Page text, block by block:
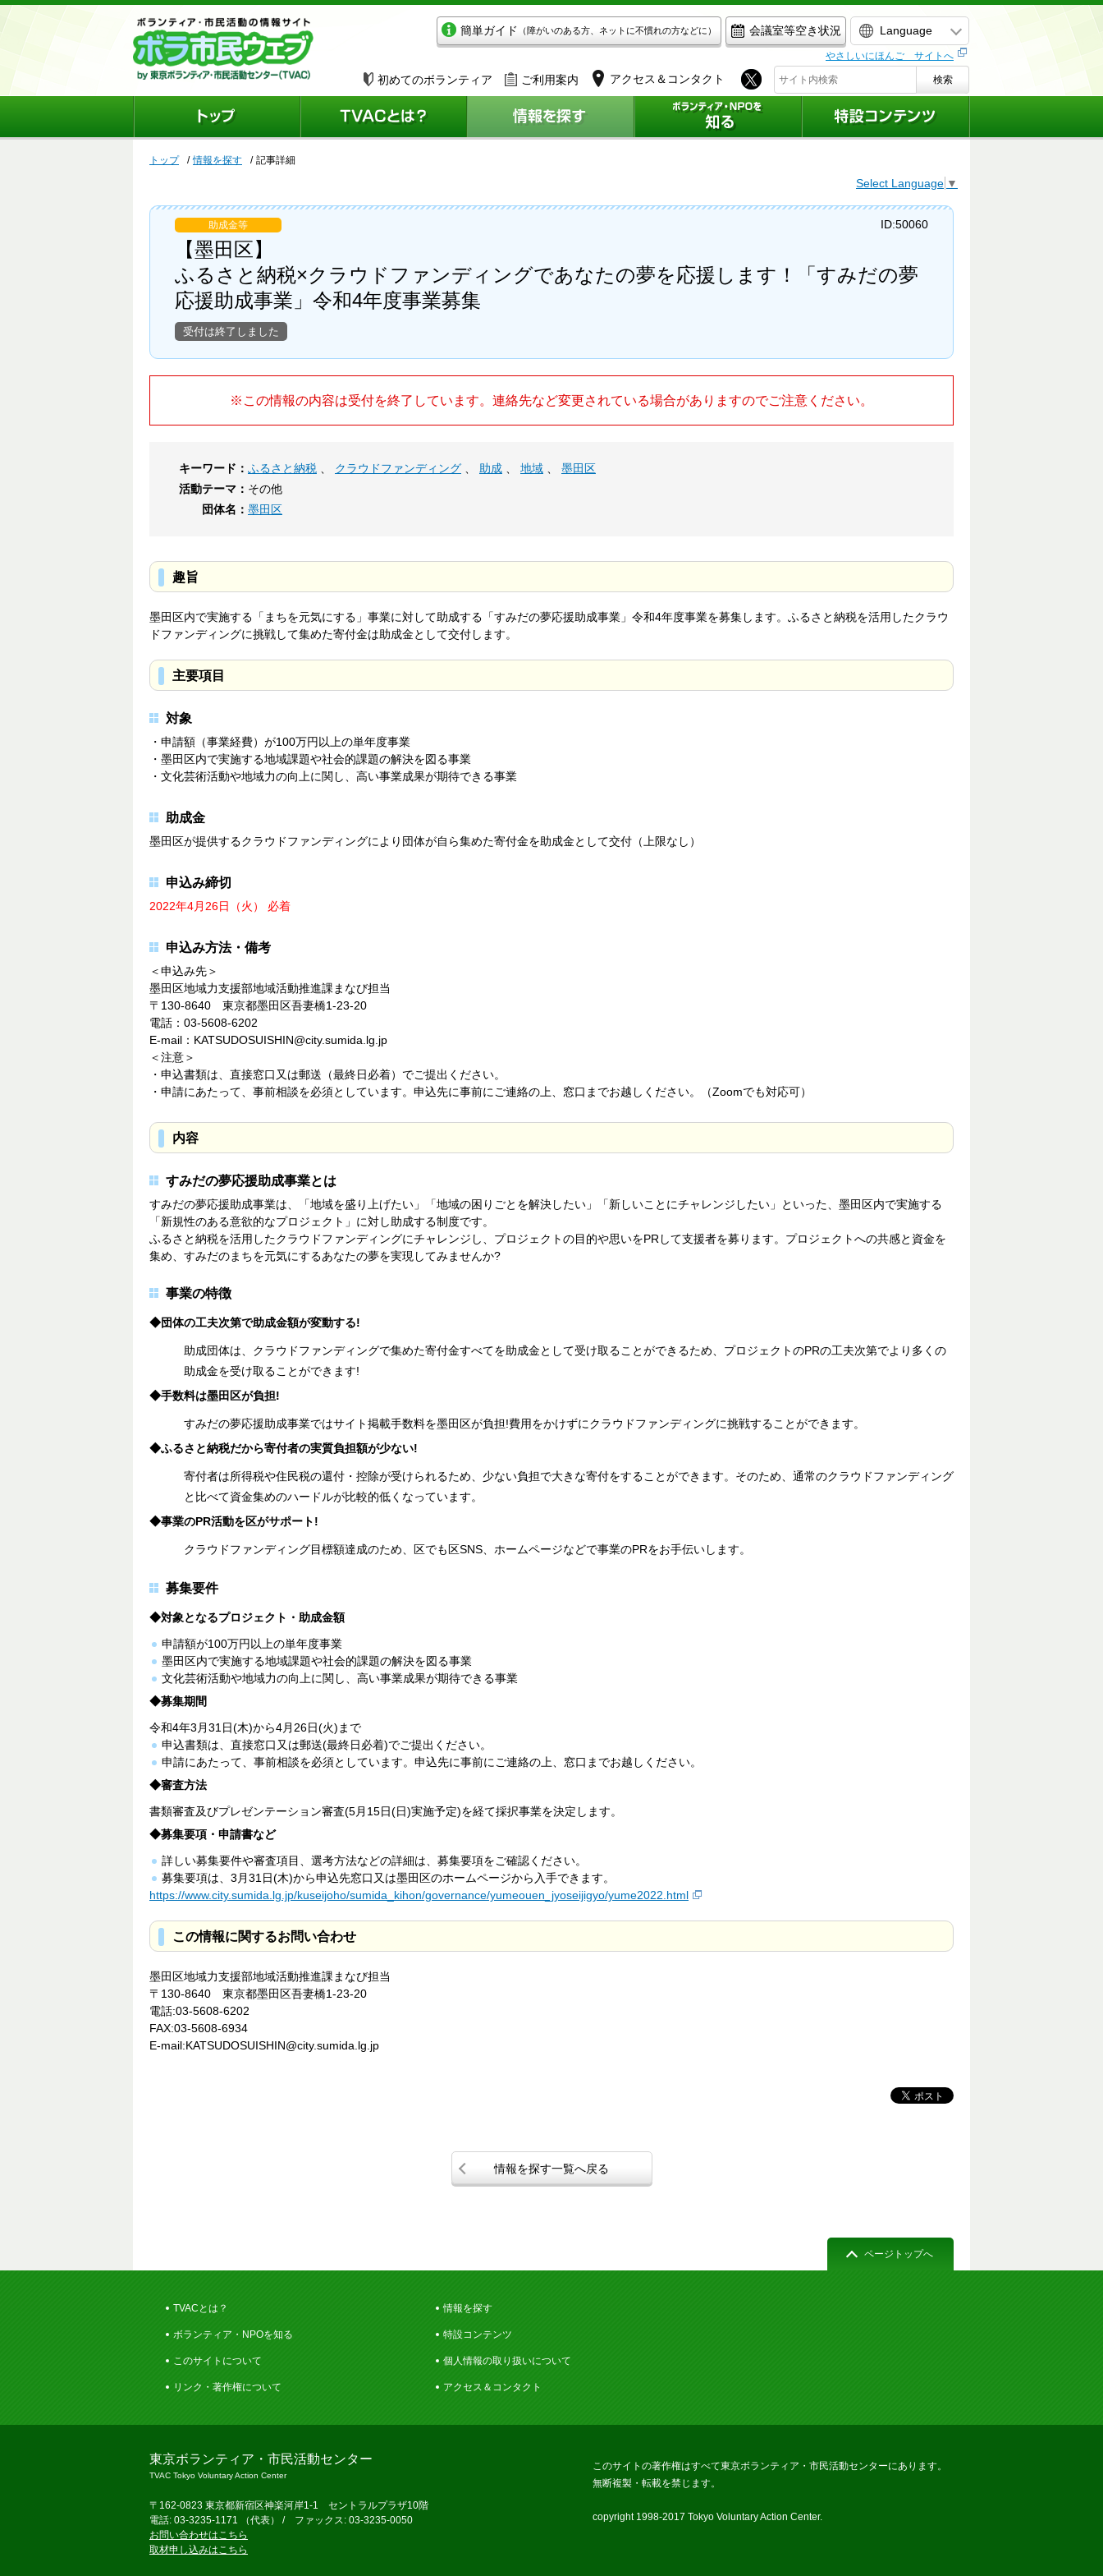
簡単ガイド （障がいのある方、ネットに不慣れの方などに） 会議室等空き状況 Language
やさしいにほんご サイトへ
初めてのボランティア ご利用案内 アクセス＆コンタクト 検索
トップ 情報を探す 記事詳細
Select Language ▼
助成金等
【墨田区】
ふるさと納税×クラウドファンディングであなたの夢を応援します！「すみだの夢
応援助成事業」令和4年度事業募集
受付は終了しました
ID:50060
※この情報の内容は受付を終了しています。連絡先など変更されている場合がありますのでご注意ください。
キーワード： ふるさと納税 クラウドファンディング 助成 地域
墨田区
活動テーマ： その他
団体名： 墨田区
趣旨
墨田区内で実施する「まちを元気にする」事業に対して助成する「すみだの夢応援助成事業」令和4年度事業を募集します。ふるさと納税を活用したクラウ
ドファンディングに挑戦して集めた寄付金は助成金として交付します。
主要項目
対象
・申請額（事業経費）が100万円以上の単年度事業
・墨田区内で実施する地域課題や社会的課題の解決を図る事業
・文化芸術活動や地域力の向上に関し、高い事業成果が期待できる事業
助成金
墨田区が提供するクラウドファンディングにより団体が自ら集めた寄付金を助成金として交付（上限なし）
申込み締切
2022年4月26日（火） 必着
申込み方法・備考
＜申込み先＞
墨田区地域力支援部地域活動推進課まなび担当
〒130-8640 東京都墨田区吾妻橋1-23-20
電話：03-5608-6202
E-mail：KATSUDOSUISHIN@city.sumida.lg.jp
＜注意＞
・申込書類は、直接窓口又は郵送（最終日必着）でご提出ください。
・申請にあたって、事前相談を必須としています。申込先に事前にご連絡の上、窓口までお越しください。（Zoomでも対応可）
内容
すみだの夢応援助成事業とは
すみだの夢応援助成事業は、「地域を盛り上げたい」「地域の困りごとを解決したい」「新しいことにチャレンジしたい」といった、墨田区内で実施する
「新規性のある意欲的なプロジェクト」に対し助成する制度です。
ふるさと納税を活用したクラウドファンディングにチャレンジし、プロジェクトの目的や思いをPRして支援者を募ります。プロジェクトへの共感と資金を
集め、すみだのまちを元気にするあなたの夢を実現してみませんか?
事業の特徴
◆団体の工夫次第で助成金額が変動する!
助成団体は、クラウドファンディングで集めた寄付金すべてを助成金として受け取ることができるため、プロジェクトのPRの工夫次第でより多くの
助成金を受け取ることができます!
◆手数料は墨田区が負担!
すみだの夢応援助成事業ではサイト掲載手数料を墨田区が負担!費用をかけずにクラウドファンディングに挑戦することができます。
◆ふるさと納税だから寄付者の実質負担額が少ない!
寄付者は所得税や住民税の還付・控除が受けられるため、少ない負担で大きな寄付をすることができます。そのため、通常のクラウドファンディング
と比べて資金集めのハードルが比較的低くなっています。
◆事業のPR活動を区がサポート!
クラウドファンディング目標額達成のため、区でも区SNS、ホームページなどで事業のPRをお手伝いします。
募集要件
◆対象となるプロジェクト・助成金額
申請額が100万円以上の単年度事業
墨田区内で実施する地域課題や社会的課題の解決を図る事業
文化芸術活動や地域力の向上に関し、高い事業成果が期待できる事業
◆募集期間
令和4年3月31日(木)から4月26日(火)まで
申込書類は、直接窓口又は郵送(最終日必着)でご提出ください。
申請にあたって、事前相談を必須としています。申込先に事前にご連絡の上、窓口までお越しください。
◆審査方法
書類審査及びプレゼンテーション審査(5月15日(日)実施予定)を経て採択事業を決定します。
◆募集要項・申請書など
詳しい募集要件や審査項目、選考方法などの詳細は、募集要項をご確認ください。
募集要項は、3月31日(木)から申込先窓口又は墨田区のホームページから入手できます。
https://www.city.sumida.lg.jp/kuseijoho/sumida_kihon/governance/yumeouen_jyoseijigyo/yume2022.html
この情報に関するお問い合わせ
墨田区地域力支援部地域活動推進課まなび担当
〒130-8640 東京都墨田区吾妻橋1-23-20
電話:03-5608-6202
FAX:03-5608-6934
E-mail:KATSUDOSUISHIN@city.sumida.lg.jp
情報を探す一覧へ戻る
TVACとは？ 情報を探す
ボランティア・NPOを知る 特設コンテンツ
このサイトについて 個人情報の取り扱いについて
リンク・著作権について アクセス＆コンタクト
ページトップへ
東京ボランティア・市民活動センター
TVAC Tokyo Voluntary Action Center
〒162-0823 東京都新宿区神楽河岸1-1 セントラルプラザ10階
電話: 03-3235-1171 （代表） / ファックス: 03-3235-0050
お問い合わせはこちら
取材申し込みはこちら
このサイトの著作権はすべて東京ボランティア・市民活動センターにあります。
無断複製・転載を禁じます。
copyright 1998-2017 Tokyo Voluntary Action Center.